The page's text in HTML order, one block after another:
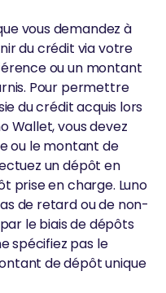
vous demandez à
du crédit via votre
ou un montant
Pour permettre
du crédit acquis lors
Wallet, vous devez
ou le montant de
un dépôt en
prise en charge. Luno
de retard ou de non-
le biais de dépôts
spécifiez pas le
de dépôt unique